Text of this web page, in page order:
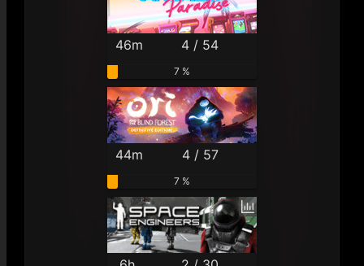
46m 4 / 54
7 %
44m 4 / 57
7 %